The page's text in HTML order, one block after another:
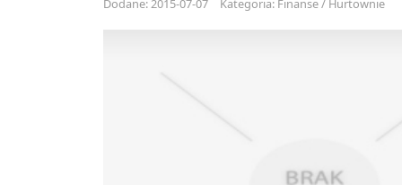
Dodane: 2015-07-07 Kategoria: Finanse / Hurtownie